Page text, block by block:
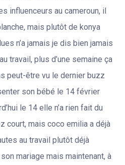
influenceurs au cameroun, il
mais plutôt de konya
n’a jamais je dis bien jamais
travail, plus d’une semaine ça
peut-être vu le dernier buzz
son bébé le 14 février
le 14 elle n’a rien fait du
court, mais coco emilia a déjà
au travail plutôt déjà
mariage mais maintenant, à